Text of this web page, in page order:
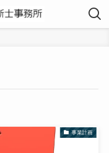
事業計画